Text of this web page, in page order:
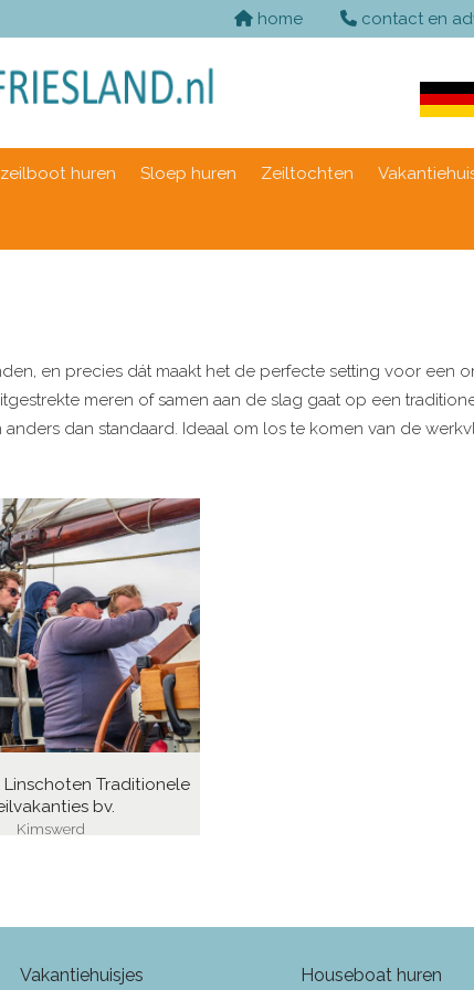
home contact en
huren Sloep huren Zeiltochten
en precies dát maakt het de perfecte setting voor een
meren of samen aan de slag gaat op een
dan standaard. Ideaal om los te komen van de
Linschoten Traditionele
bv.
Kimswerd
Vakantiehuisjes Houseboat huren